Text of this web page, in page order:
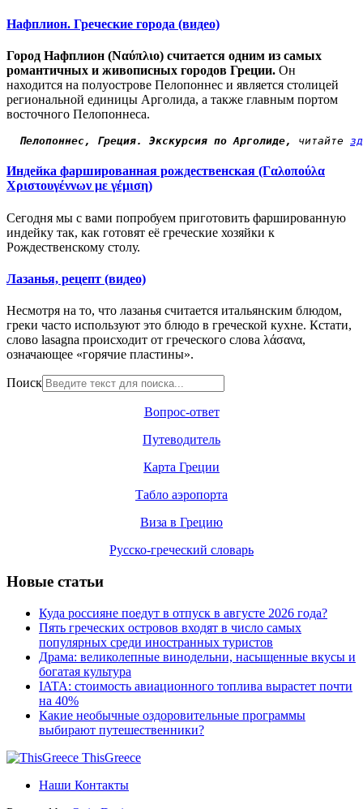
Нафплион. Греческие города (видео)
Город Нафплион (Ναύπλιο) считается одним из самых
романтичных и живописных городов Греции. Он
находится на полуострове Пелопоннес и является столицей
региональной единицы Арголида, а также главным портом
восточного Пелопоннеса.
Пелопоннес, Греция. Экскурсия по Арголиде, читайте
Индейка фаршированная рождественская (Γαλοπούλα
Χριστουγέννων με γέμιση)
Сегодня мы с вами попробуем приготовить фаршированную
индейку так, как готовят её греческие хозяйки к
Рождественскому столу.
Лазанья, рецепт (видео)
Несмотря на то, что лазанья считается итальянским блюдом,
греки часто используют это блюдо в греческой кухне. Кстати,
слово lasagna происходит от греческого слова λάσανα,
означающее «горячие пластины».
Поиск
Вопрос-ответ
Путеводитель
Карта Греции
Табло аэропорта
Виза в Грецию
Русско-греческий словарь
Новые статьи
Куда россияне поедут в отпуск в августе 2026 года?
Пять греческих островов входят в число самых
популярных среди иностранных туристов
Драма: великолепные винодельни, насыщенные вкусы и
богатая культура
IATA: стоимость авиационного топлива вырастет почти
на 40%
Какие необычные оздоровительные программы
выбирают путешественники?
ThisGreece
Наши Контакты